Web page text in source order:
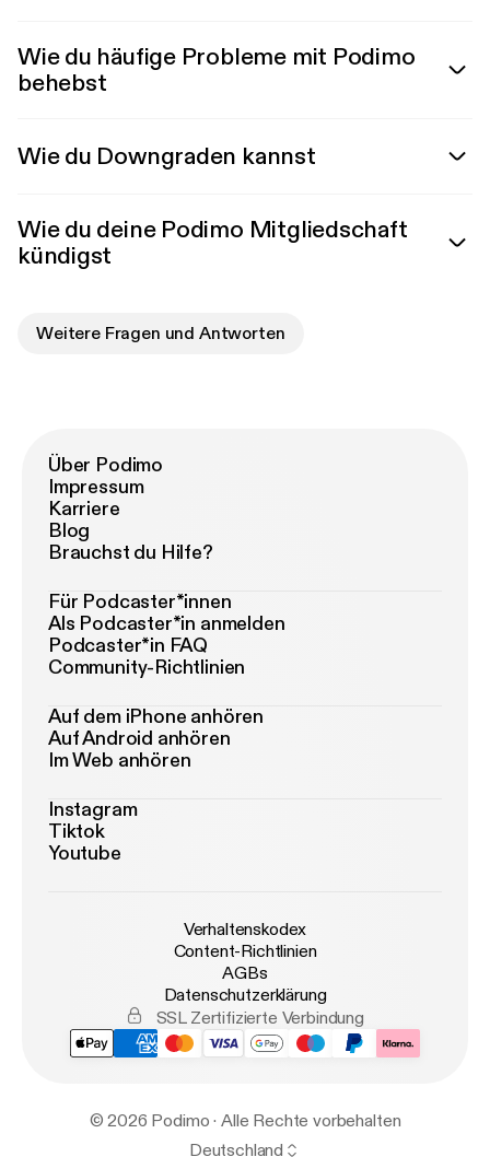
Wie du häufige Probleme mit Podimo
behebst
Wie du Downgraden kannst
Wie du deine Podimo Mitgliedschaft
kündigst
Weitere Fragen und Antworten
Über Podimo
Impressum
Karriere
Blog
Brauchst du Hilfe?
Für Podcaster*innen
Als Podcaster*in anmelden
Podcaster*in FAQ
Community-Richtlinien
Auf dem iPhone anhören
Auf Android anhören
Im Web anhören
Instagram
Tiktok
Youtube
Verhaltenskodex
Content-Richtlinien
AGBs
Datenschutzerklärung
SSL Zertifizierte Verbindung
© 2026 Podimo · Alle Rechte vorbehalten
Deutschland